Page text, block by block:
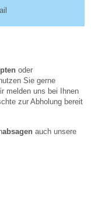
oder
Sie gerne
melden uns bei Ihnen
zur Abholung bereit
absagenauch unsere